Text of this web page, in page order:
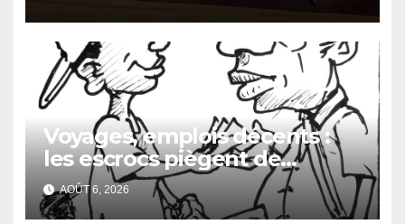
Voyages, emplois décents :
les escrocs piègent de
nombreux jeunes
AOÛT 6, 2026